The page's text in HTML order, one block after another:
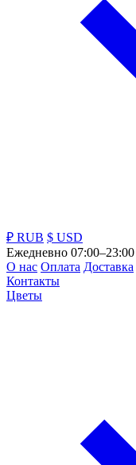
₽ RUB $ USD
Ежедневно 07:00–23:00
О нас Оплата Доставка
Контакты
Цветы